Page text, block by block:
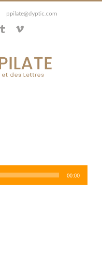
ppilate@dyptic.com
TumblrVimeo
00:00